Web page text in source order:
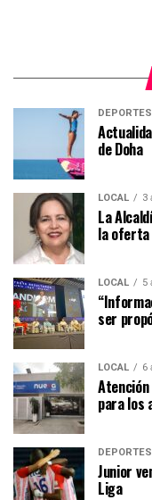
DEPORTES
de Doha
LOCAL 3
La
la oferta
LOCAL 5
ser
LOCAL 6
para los
DEPORTES
Junior
Liga